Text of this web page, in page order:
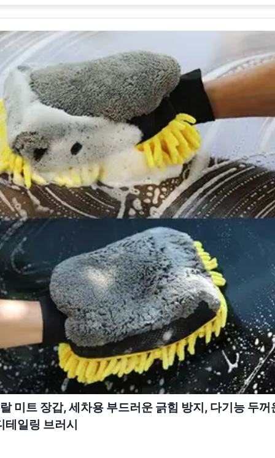
미트 장갑, 세차용 부드러운 긁힘 방지, 다기능 두꺼
테일링 브러시